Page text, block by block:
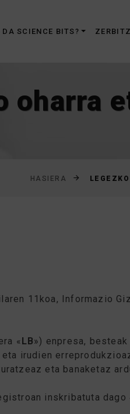
DA SCIENCE BITS?
oharra
HASIERA
11koa, Informazio
«LB») enpresa,
irudien
eta banaketaz
inskribatuta